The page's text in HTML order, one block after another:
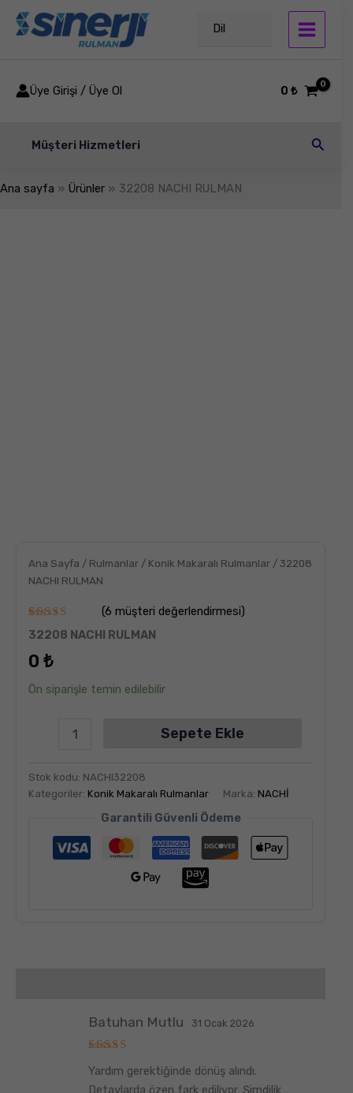
İçeriğe
atla
Dil
Üye Girişi / Üye Ol 0₺
Müşteri Hizmetleri Arama
Ana sayfa Ürünler 32208 NACHI RULMAN
Ana Sayfa / Rulmanlar / Konik Makaralı Rulmanlar / 32208
NACHI RULMAN
6
müşteri
puanına
5
5.00
puan
aldı
(6 müşteri değerlendirmesi)
32208 NACHI RULMAN
0 ₺
Ön siparişle temin edilebilir
Sepete Ekle
Stok kodu: NACHI32208
Kategoriler: Konik Makaralı Rulmanlar Marka: NACHİ
Garantili Güvenli Ödeme
üzerinden
5
oy aldı
Batuhan Mutlu 31 Ocak 2026
Yardım gerektiğinde dönüş alındı.
Detaylarda özen fark ediliyor. Şimdilik